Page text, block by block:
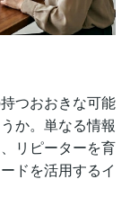
つおおきな可能
か。単なる情報
リピーターを育
ドを活用するイ